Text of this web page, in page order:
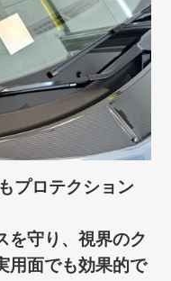
プロテクション
を守り、視界のク
用面でも効果的で